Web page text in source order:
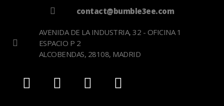
contact@bumble3ee.com
AVENIDA DE LA INDUSTRIA, 32 - OFICINA 1
ESPACIO P 2
ALCOBENDAS, 28108, MADRID